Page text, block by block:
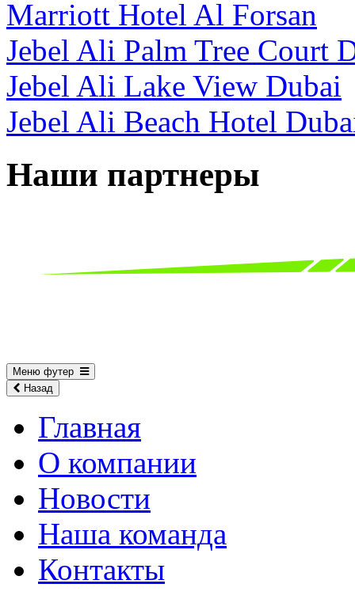
Marriott Hotel Al Forsan
Jebel Ali Palm Tree Court
Jebel Ali Lake View Dubai
Jebel Ali Beach Hotel
Наши партнеры
Меню футер
Назад
Главная
О компании
Новости
Наша команда
Контакты